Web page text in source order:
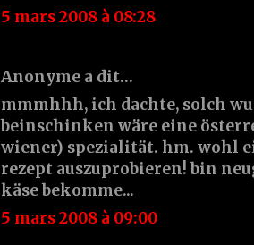
5 mars 2008 à 08:28
Anonyme a dit…
mmmhhh, ich dachte, solch
beinschinken wäre eine
wiener) spezialität. hm. wohl
rezept auszuprobieren! bin
käse bekomme...
5 mars 2008 à 09:00